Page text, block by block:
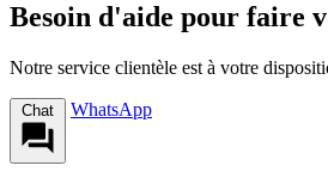
Besoin d'aide pour faire
Notre service clientèle est à votre
Chat WhatsApp